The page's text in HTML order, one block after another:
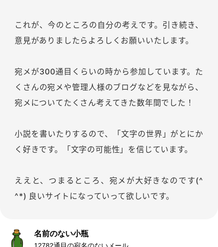
これが、今のところの自分の考えです。引き続き、
意見がありましたらよろしくお願いいたします。
宛メが300通目くらいの時から参加しています。た
くさんの宛メや管理人様のブログなどを見ながら、
宛メについてたくさん考えてきた数年間でした！
小説を書いたりするので、「文字の世界」がとにか
く好きです。「文字の可能性」を信じています。
ええと、つまるところ、宛メが大好きなのです(^
^*) 良いサイトになっていって欲しいです。
名前のない小瓶